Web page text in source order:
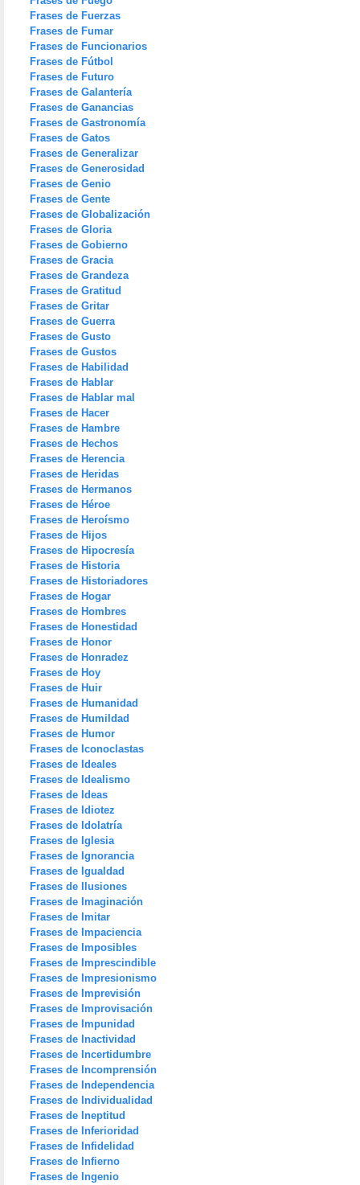
Frases de Fuerzas
Frases de Fumar
Frases de Funcionarios
Frases de Fútbol
Frases de Futuro
Frases de Galantería
Frases de Ganancias
Frases de Gastronomía
Frases de Gatos
Frases de Generalizar
Frases de Generosidad
Frases de Genio
Frases de Gente
Frases de Globalización
Frases de Gloria
Frases de Gobierno
Frases de Gracia
Frases de Grandeza
Frases de Gratitud
Frases de Gritar
Frases de Guerra
Frases de Gusto
Frases de Gustos
Frases de Habilidad
Frases de Hablar
Frases de Hablar mal
Frases de Hacer
Frases de Hambre
Frases de Hechos
Frases de Herencia
Frases de Heridas
Frases de Hermanos
Frases de Héroe
Frases de Heroísmo
Frases de Hijos
Frases de Hipocresía
Frases de Historia
Frases de Historiadores
Frases de Hogar
Frases de Hombres
Frases de Honestidad
Frases de Honor
Frases de Honradez
Frases de Hoy
Frases de Huir
Frases de Humanidad
Frases de Humildad
Frases de Humor
Frases de Iconoclastas
Frases de Ideales
Frases de Idealismo
Frases de Ideas
Frases de Idiotez
Frases de Idolatría
Frases de Iglesia
Frases de Ignorancia
Frases de Igualdad
Frases de Ilusiones
Frases de Imaginación
Frases de Imitar
Frases de Impaciencia
Frases de Imposibles
Frases de Imprescindible
Frases de Impresionismo
Frases de Imprevisión
Frases de Improvisación
Frases de Impunidad
Frases de Inactividad
Frases de Incertidumbre
Frases de Incomprensión
Frases de Independencia
Frases de Individualidad
Frases de Ineptitud
Frases de Inferioridad
Frases de Infidelidad
Frases de Infierno
Frases de Ingenio